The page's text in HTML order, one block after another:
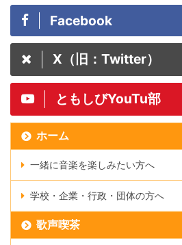
Facebook
X（旧：Twitter）
ともしびYouTu部
ホーム
一緒に音楽を楽しみたい方へ
学校・企業・行政・団体の方へ
歌声喫茶